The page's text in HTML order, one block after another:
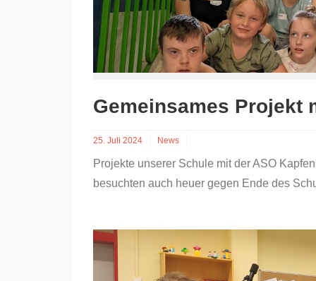
Gemeinsames Projekt
25. Juli 2024 News
Projekte unserer Schule mit der ASO
besuchten auch heuer gegen Ende des